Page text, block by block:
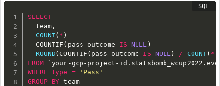
SELECT
  team
,
COUNT( * )
  COUNTIF
( pass_outcome IS NULL )
ROUND ( COUNTIF ( pass_outcome IS NULL ) / COUNT( *
FROM
`your-gcp-project-
WHERE
type =
'Pass'
GROUP BY
team